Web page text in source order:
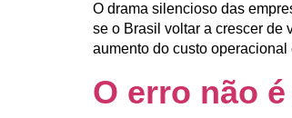
O drama silencioso das
se o Brasil voltar a crescer de
aumento do custo
O erro não